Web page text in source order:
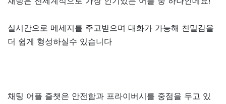
실시간으로 메세지를 주고받으며 대화가 가능해 친밀감을
더 쉽게 형성하실수 있습니다
채팅 어플 즐챗은 안전함과 프라이버시를 중점을 두고 있